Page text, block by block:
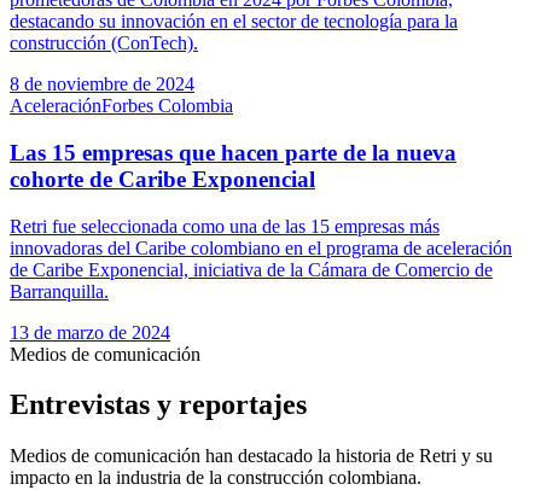
destacando su innovación en el sector de tecnología para la
construcción (ConTech).
8 de noviembre de 2024
AceleraciónForbes Colombia
Las 15 empresas que hacen parte de la nueva
cohorte de Caribe Exponencial
Retri fue seleccionada como una de las 15 empresas más
innovadoras del Caribe colombiano en el programa de aceleración
de Caribe Exponencial, iniciativa de la Cámara de Comercio de
Barranquilla.
13 de marzo de 2024
Medios de comunicación
Entrevistas y reportajes
Medios de comunicación han destacado la historia de Retri y su
impacto en la industria de la construcción colombiana.